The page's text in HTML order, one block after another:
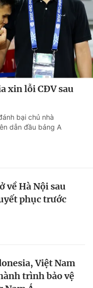
xin lỗi CĐV sau
bại chủ nhà
dẫn đầu bảng A
về Hà Nội sau
phục trước
Việt Nam
trình bảo vệ